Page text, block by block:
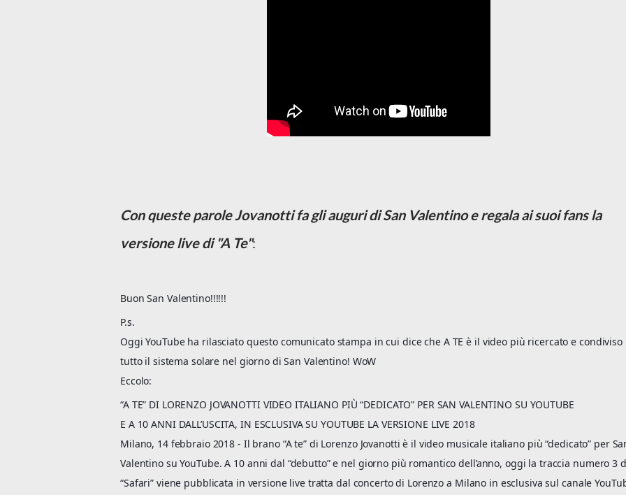
Con queste parole Jovanotti fa gli auguri di San Valentino e regala ai suoi fans la
versione live di "A Te":
Buon San Valentino!!!!!!
P.s.
Oggi YouTube ha rilasciato questo comunicato stampa in cui dice che A TE è il video più ricercato e condiviso
tutto il sistema solare nel giorno di San Valentino! WoW
Eccolo:
“A TE” DI LORENZO JOVANOTTI VIDEO ITALIANO PIÙ “DEDICATO” PER SAN VALENTINO SU YOUTUBE
E A 10 ANNI DALL’USCITA, IN ESCLUSIVA SU YOUTUBE LA VERSIONE LIVE 2018
Milano, 14 febbraio 2018 - Il brano “A te” di Lorenzo Jovanotti è il video musicale italiano più “dedicato” per
Valentino su YouTube. A 10 anni dal “debutto” e nel giorno più romantico dell’anno, oggi la traccia numero 3
“Safari” viene pubblicata in versione live tratta dal concerto di Lorenzo a Milano in esclusiva sul canale